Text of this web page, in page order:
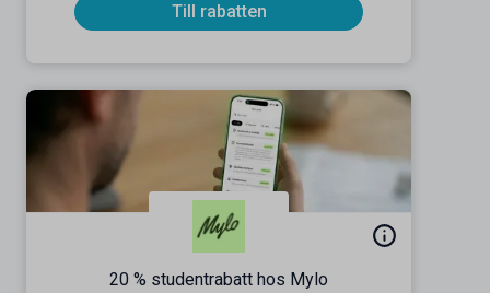
Till rabatten
20 % studentrabatt hos Mylo